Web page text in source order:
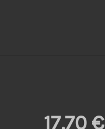
17,70 €